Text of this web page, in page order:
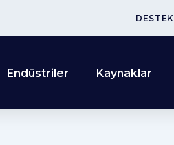
DESTEK
Endüstriler Kaynaklar